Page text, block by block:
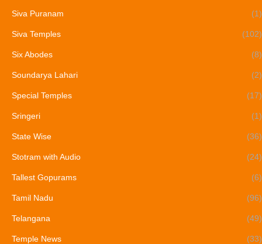
Siva Puranam (1)
Siva Temples (102)
Six Abodes (8)
Soundarya Lahari (2)
Special Temples (17)
Sringeri (1)
State Wise (36)
Stotram with Audio (24)
Tallest Gopurams (6)
Tamil Nadu (96)
Telangana (49)
Temple News (33)